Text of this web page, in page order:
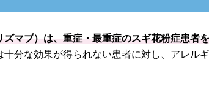
ズマブ）は、重症・最重症のスギ花粉症患者
十分な効果が得られない患者に対し、アレル